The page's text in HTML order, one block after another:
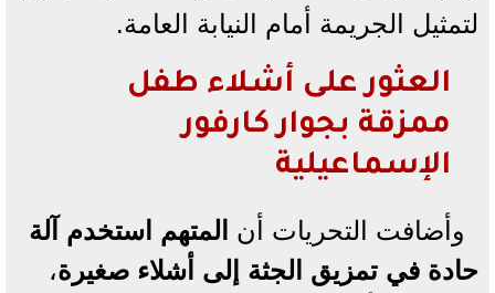
لتمثيل الجريمة أمام النيابة العامة.
العثور على أشلاء طفل
ممزقة بجوار كارفور
الإسماعيلية
وأضافت التحريات أن المتهم استخدم آلة
حادة في تمزيق الجثة إلى أشلاء صغيرة،